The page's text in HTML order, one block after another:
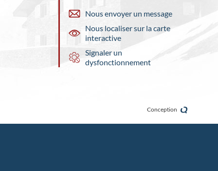
Nous envoyer un message
Nous localiser sur la carte
interactive
Signaler un
dysfonctionnement
Conception